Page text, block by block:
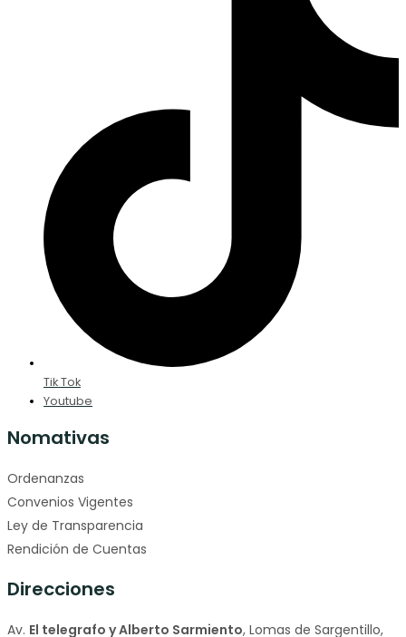
Tik Tok
Youtube
Nomativas
Ordenanzas
Convenios Vigentes
Ley de Transparencia
Rendición de Cuentas
Direcciones
Av. El telegrafo y Alberto Sarmiento, Lomas de Sargentillo,